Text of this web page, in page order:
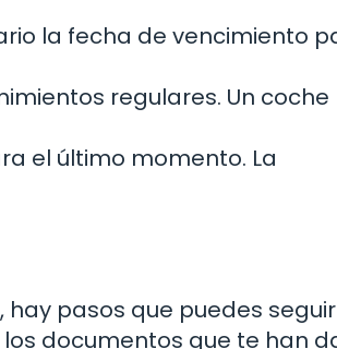
la fecha de vencimiento
regulares. Un coche
el último momento. La
hay pasos que puedes
documentos que te han